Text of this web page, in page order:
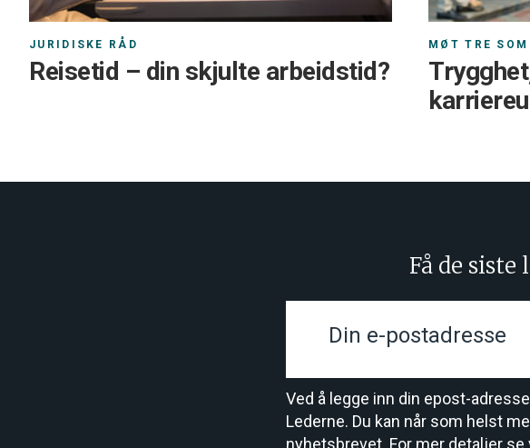
JURIDISKE RÅD
Reisetid – din skjulte arbeidstid?
MØT TRE
Få de siste
Ved å legge inn din epost-
Lederne. Du kan når som helst
nyhetsbrevet. For mer detaljer se